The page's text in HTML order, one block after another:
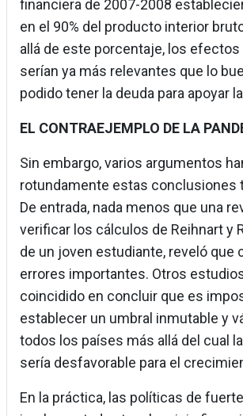
financiera de 2007-2008
en el 90% del producto interior
allá de este porcentaje, los
serían ya más relevantes que lo
podido tener la deuda para apoyar
EL CONTRAEJEMPLO DE LA
Sin embargo, varios argumentos
rotundamente estas conclusiones
De entrada, nada menos que una
verificar los cálculos de Reihnart y
de un joven estudiante, reveló que
errores importantes. Otros
coincidido en concluir que es
establecer un umbral inmutable y
todos los países más allá del cual
sería desfavorable para el
En la práctica, las políticas de